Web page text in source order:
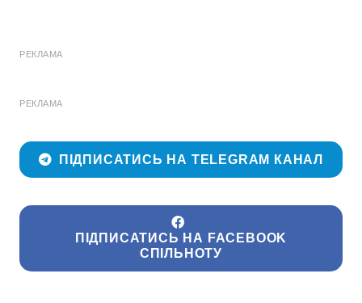
РЕКЛАМА
РЕКЛАМА
ПІДПИСАТИСЬ НА TELEGRAM КАНАЛ
ПІДПИСАТИСЬ НА FACEBOOK
СПІЛЬНОТУ